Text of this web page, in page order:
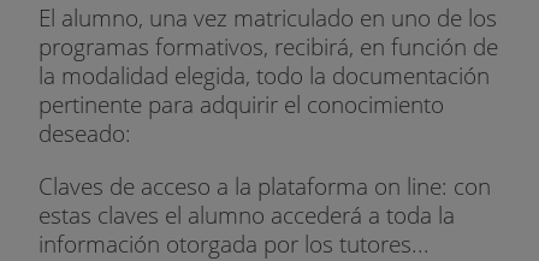
El alumno, una vez matriculado en uno de los
programas formativos, recibirá, en función de
la modalidad elegida, todo la documentación
pertinente para adquirir el conocimiento
deseado:
Claves de acceso a la plataforma on line: con
estas claves el alumno accederá a toda la
información otorgada por los tutores...